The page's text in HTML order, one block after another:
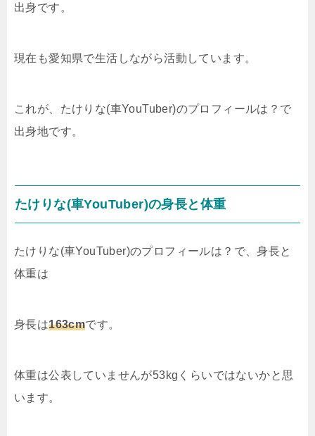
出身です。
現在も愛知県で生活しながら活動しています。
これが、たけりな(車YouTuber)のプロフィールは？で
出身地です。
たけりな(車YouTuber)の身長と体重
たけりな(車YouTuber)のプロフィールは？で、身長と
体重は
身長は163cmです。
体重は公表していませんが53kgくらいではないかと思
います。